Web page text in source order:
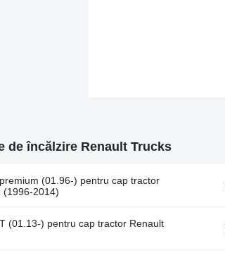
de încălzire Renault Trucks
(01.96-) pentru cap tractor
(1996-2014)
(01.13-) pentru cap tractor Renault